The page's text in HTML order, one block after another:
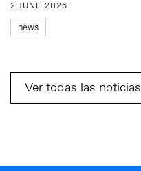
2 JUNE 2026
news
Ver todas las noticias